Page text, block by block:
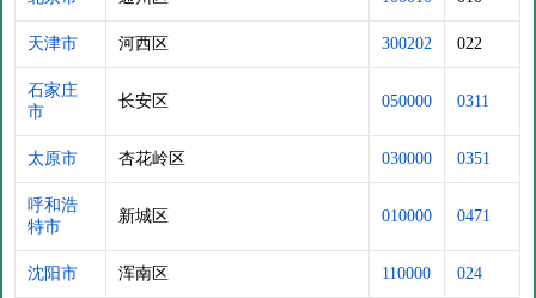
天津市 河西区 300202 022
石家庄
市
长安区 050000 0311
太原市 杏花岭区 030000 0351
呼和浩
特市
新城区 010000 0471
沈阳市 浑南区 110000 024